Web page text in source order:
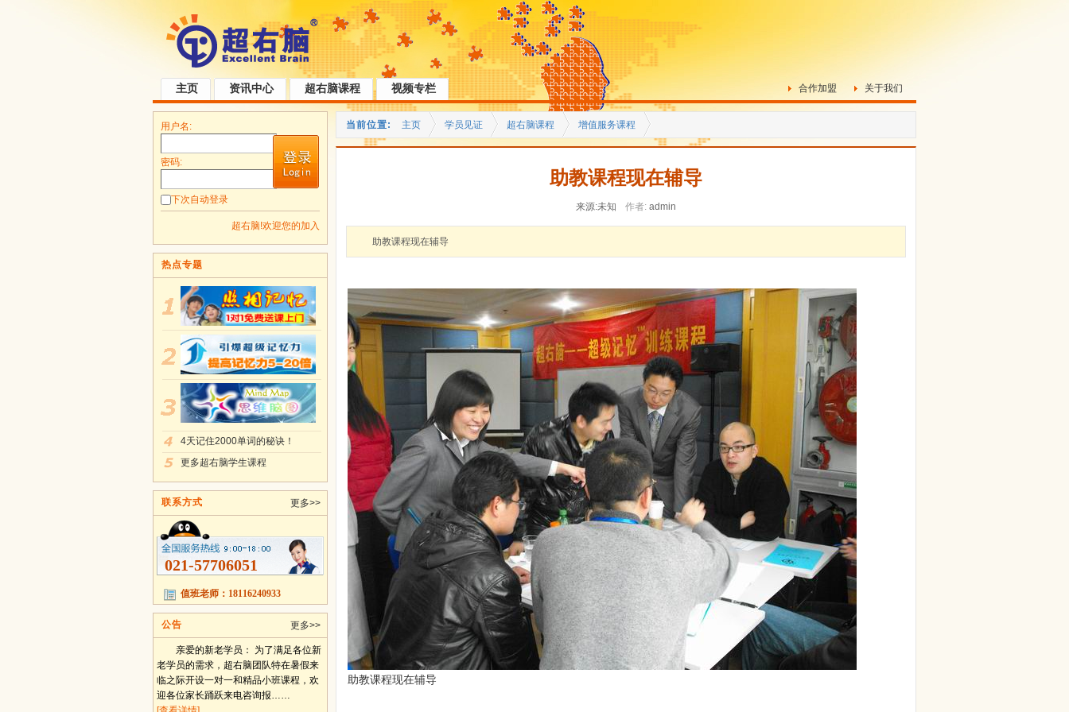
主页 资讯中心 超右脑课程 视频专栏 关于我们
合作加盟
当前位置: 主页 学员见证 超右脑课程 增值服务课程
助教课程现在辅导
来源:未知 作者: admin
助教课程现在辅导
助教课程现在辅导
用户名:
密码:
下次自动登录
超右脑!欢迎您的加入
热点专题
4天记住2000单词的秘诀！
更多超右脑学生课程
联系方式 更多>>
021-57706051
值班老师：18116240933
公告 更多>>
亲爱的新老学员： 为了满足各位新
老学员的需求，超右脑团队特在暑假来
临之际开设一对一和精品小班课程，欢
迎各位家长踊跃来电咨询报……